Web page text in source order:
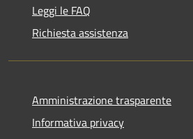
Leggi le FAQ
Richiesta assistenza
Amministrazione trasparente
Informativa privacy